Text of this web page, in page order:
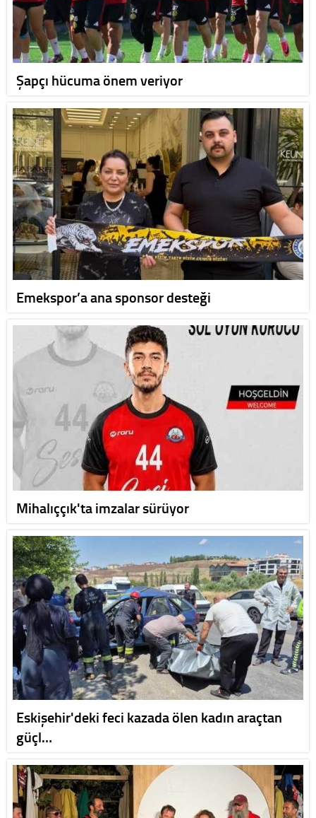
Şapçı hücuma önem veriyor
Emekspor’a ana sponsor desteği
Mihalıççık'ta imzalar sürüyor
Eskişehir'deki feci kazada ölen kadın araçtan
güçl…